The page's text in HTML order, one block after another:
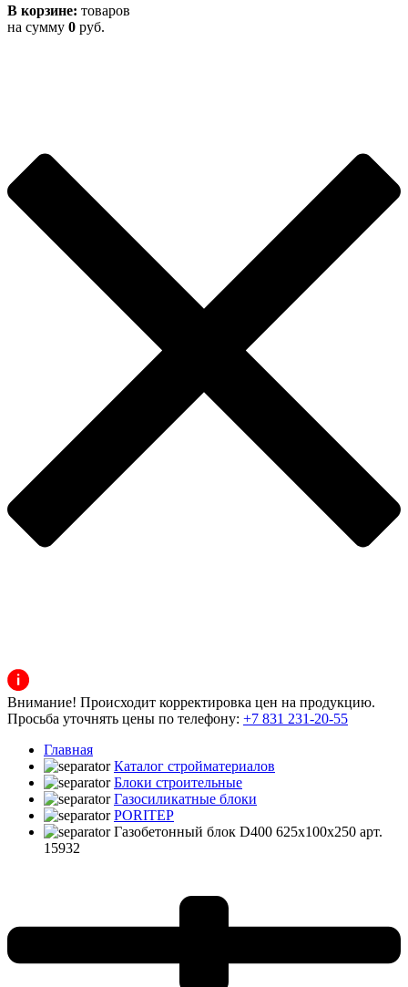
В корзине: товаров
на сумму 0 руб.
Внимание! Происходит корректировка цен на продукцию.
Просьба уточнять цены по телефону: +7 831 231-20-55
Главная
Каталог стройматериалов
Блоки строительные
Газосиликатные блоки
PORITEP
Газобетонный блок D400 625x100x250 арт.
15932